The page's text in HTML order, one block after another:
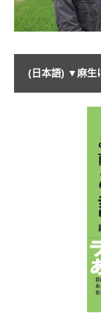
(日本語) ▼麻生